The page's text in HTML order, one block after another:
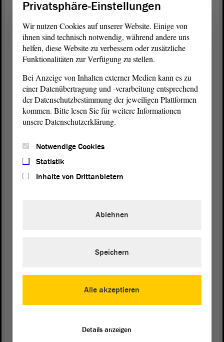
Altparteien auch getan haben und damit die Schuld
an diesen Zuständen haben.
Die Lösung des Problems Antisemitismus sind eine
strikte und restriktive Einwanderungspolitik und
Antisemiten mit sofortiger Abschiebung. In der
Bildung muss gelten: Freiheit statt Zwang und
Bildung statt Ideologie.
erhalten, aber eben nicht nur bei der NS-Diktatur
schätzungsweise 20 Millionen Opfern des
Stalinismus, darunter Millionen von Hungertoten
Millionen von Menschen, die im Zuge der
Unsere Kinder und Jugendlichen haben wahrlich
die sich mit dem Faschismus unter Mussolini, mit
den Säuberungen unter Mao Zedong oder Pol Pot,
Privatsphäre-Einstellungen
Wir nutzen Cookies auf unserer Website. Einige von
ihnen sind technisch notwendig, während andere uns
helfen, diese Website zu verbessern oder zusätzliche
Funktionalitäten zur Verfügung zu stellen.
Bei Anzeige von Inhalten externer Medien kann es zu
einer Datenübertragung und -verarbeitung entsprechend
der Datenschutzbestimmung der jeweiligen Plattformen
kommen. Bitte lesen Sie für weitere Informationen
unsere Datenschutzerklärung.
Notwendige Cookies
Statistik
Inhalte von Drittanbietern
Alle akzeptieren
Ablehnen
Speichern
Details anzeigen